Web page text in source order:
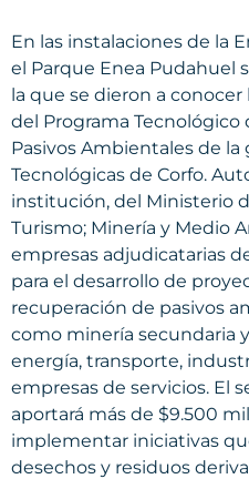
En las instalaciones de la
el Parque Enea Pudahuel
la que se dieron a
del Programa Tecnológico
Pasivos Ambientales de
Tecnológicas de Corfo.
institución, del Ministerio
Turismo; Minería y Medio
empresas adjudicatarias
para el desarrollo de
recuperación de pasivos
como minería secundaria
energía, transporte,
empresas de servicios. El
aportará más de $9.500
implementar iniciativas
desechos y residuos